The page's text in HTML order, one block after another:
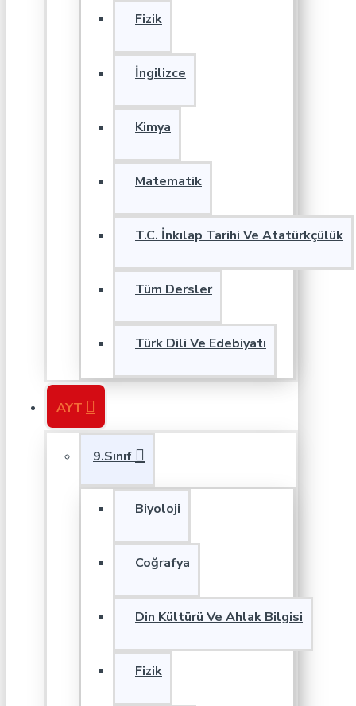
Fizik
İngilizce
Kimya
Matematik
T.C. İnkılap Tarihi Ve Atatürkçülük
Tüm Dersler
Türk Dili Ve Edebiyatı
AYT
9.Sınıf
Biyoloji
Coğrafya
Din Kültürü Ve Ahlak Bilgisi
Fizik